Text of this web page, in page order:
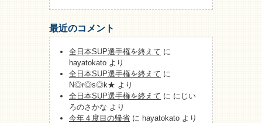
最近のコメント
全日本SUP選手権を終えて に
hayatokato より
全日本SUP選手権を終えて に
N◎r◎s◎k★ より
全日本SUP選手権を終えて に にじい
ろのさかな より
今年４度目の帰省 に hayatokato より